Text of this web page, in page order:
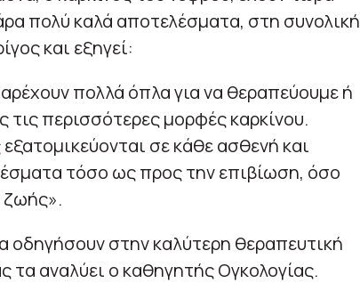
πολύ καλά αποτελέσματα, στη συνολική
και εξηγεί:
πολλά όπλα για να θεραπεύουμε ή
τις περισσότερες μορφές καρκίνου.
σε κάθε ασθενή και
τόσο ως προς την επιβίωση, όσο
ζωής».
οδηγήσουν στην καλύτερη θεραπευτική
τα αναλύει ο καθηγητής Ογκολογίας.